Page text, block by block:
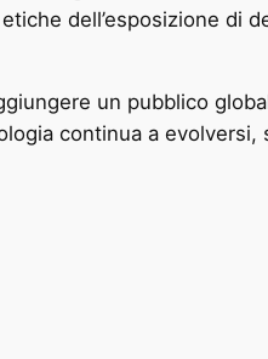
dell’esposizione di
un pubblico
continua a